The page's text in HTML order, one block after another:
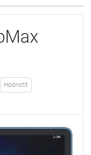
Hodnotit